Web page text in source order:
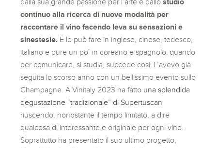
dalla sua grande passione per l’arte e dallostudio
continuo alla ricerca di nuove modalità per
raccontare il vino facendo leva su sensazioni e
sinestesie. E lo può fare in inglese, cinese, tedesco,
italiano e pure un po’ in coreano e spagnolo: quando
per comunicare, si studia, succede così. L’avevo già
seguita lo scorso anno con un bellissimo evento sullo
Champagne. A Vinitaly 2023 ha fatto una splendida
degustazione “tradizionale” di Supertuscan
riuscendo, nonostante il tempo limitato, a dire
qualcosa di interessante e originale per ogni vino.
Soprattutto ha presentato il suo ultimo progetto,